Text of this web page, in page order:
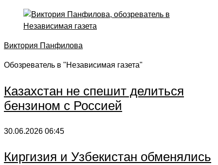
Виктория Панфилова
Обозреватель в "Независимая газета"
Казахстан не спешит делиться
бензином с Россией
30.06.2026 06:45
Киргизия и Узбекистан обменялись